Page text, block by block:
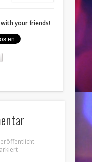
your friends!